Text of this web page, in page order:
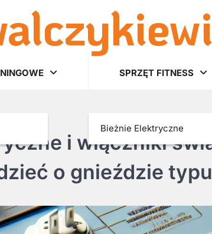
SPRZĘT FITNESS
Bieżnie Elektryczne
i włączniki
o gnieździe